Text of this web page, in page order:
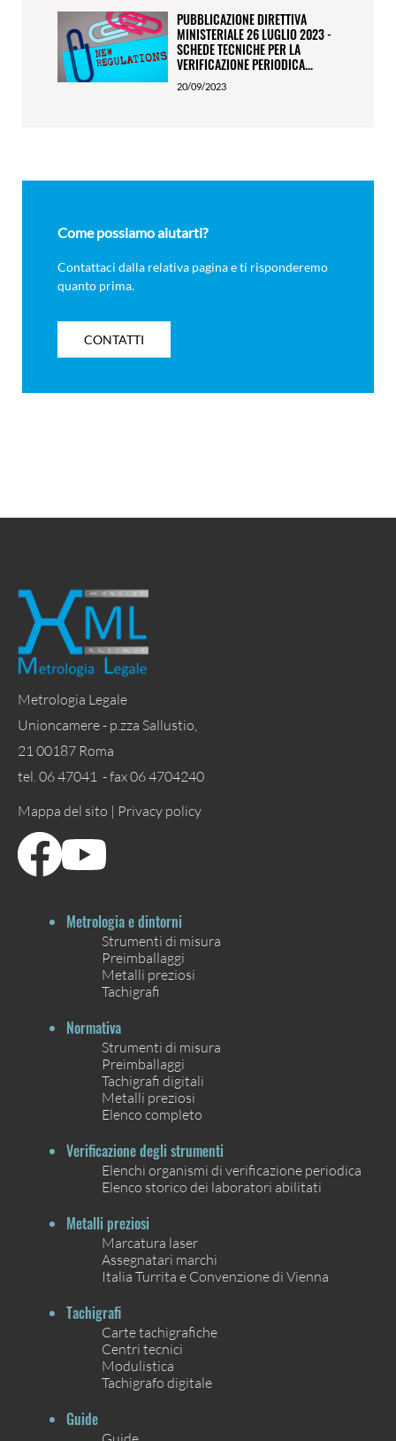
PUBBLICAZIONE DIRETTIVA
MINISTERIALE 26 LUGLIO 2023 -
SCHEDE TECNICHE PER LA
VERIFICAZIONE PERIODICA...
20/09/2023
Come possiamo aiutarti?
Contattaci dalla relativa pagina e ti risponderemo
quanto prima.
CONTATTI
Metrologia Legale
Unioncamere - p.zza Sallustio,
21 00187 Roma
tel. 06 47041 - fax 06 4704240
Mappa del sito | Privacy policy
Metrologia e dintorni
Strumenti di misura
Preimballaggi
Metalli preziosi
Tachigrafi
Normativa
Strumenti di misura
Preimballaggi
Tachigrafi digitali
Metalli preziosi
Elenco completo
Verificazione degli strumenti
Elenchi organismi di verificazione periodica
Elenco storico dei laboratori abilitati
Metalli preziosi
Marcatura laser
Assegnatari marchi
Italia Turrita e Convenzione di Vienna
Tachigrafi
Carte tachigrafiche
Centri tecnici
Modulistica
Tachigrafo digitale
Guide